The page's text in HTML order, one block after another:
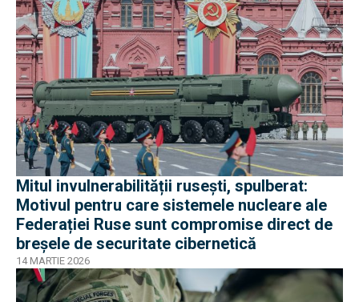
Mitul invulnerabilității rusești, spulberat:
Motivul pentru care sistemele nucleare ale
Federației Ruse sunt compromise direct de
breșele de securitate cibernetică
14 MARTIE 2026